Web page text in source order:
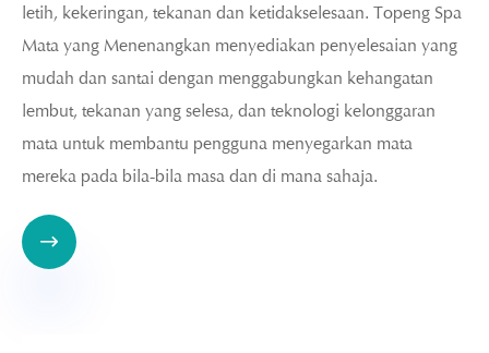
letih, kekeringan, tekanan dan ketidakselesaan. Topeng Spa
Mata yang Menenangkan menyediakan penyelesaian yang
mudah dan santai dengan menggabungkan kehangatan
lembut, tekanan yang selesa, dan teknologi kelonggaran
mata untuk membantu pengguna menyegarkan mata
mereka pada bila-bila masa dan di mana sahaja.
